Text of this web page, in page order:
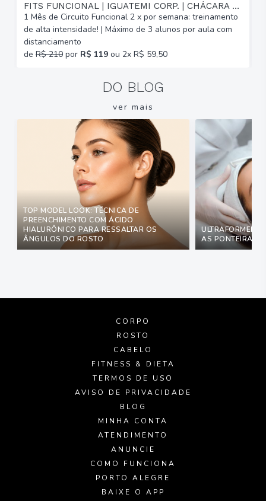
FITS FUNCIONAL | IGUATEMI CORP. | CHÁCARA DAS PEDRAS
1 Mês de Circuito Funcional 2 x por semana: treinamento
de alta intensidade! | Máximo de 3 alunos por aula com
distanciamento
de R$ 210 por R$ 119 ou 2x R$ 59,50
DO BLOG
ver mais
TOP MODEL LOOK: TÉCNICA DE
PREENCHIMENTO COM ÁCIDO
HIALURÔNICO PARA RESSALTAR OS
ÂNGULOS DO ROSTO
ULTRAFORMER:
AS PONTEIRAS
CORPO
ROSTO
CABELO
FITNESS & DIETA
TERMOS DE USO
AVISO DE PRIVACIDADE
BLOG
MINHA CONTA
ATENDIMENTO
ANUNCIE
COMO FUNCIONA
PORTO ALEGRE
BAIXE O APP